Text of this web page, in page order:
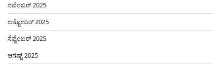
ನವೆಂಬರ್ 2025
ಅಕ್ಟೋಬರ್ 2025
ಸೆಪ್ಟೆಂಬರ್ 2025
ಆಗಷ್ಟ್ 2025